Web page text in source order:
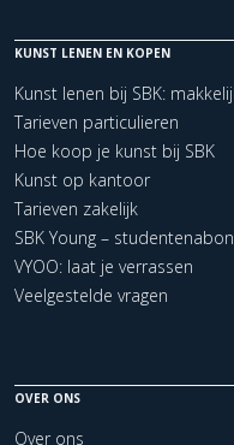
KUNST LENEN EN KOPEN
Kunst lenen bij SBK:
Tarieven particulieren
Hoe koop je kunst bij SBK
Kunst op kantoor
Tarieven zakelijk
SBK Young –
VYOO: laat je verrassen
Veelgestelde vragen
OVER ONS
Over ons